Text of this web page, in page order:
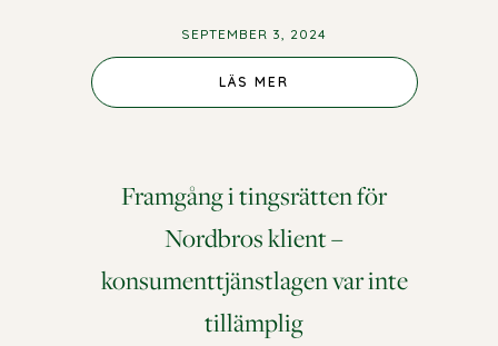
SEPTEMBER 3, 2024
LÄS MER
Framgång i tingsrätten för
Nordbros klient –
konsumenttjänstlagen var inte
tillämplig